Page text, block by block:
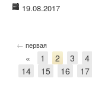
19.08.2017
← первая
« 1 2 3 4
14
15 16 17